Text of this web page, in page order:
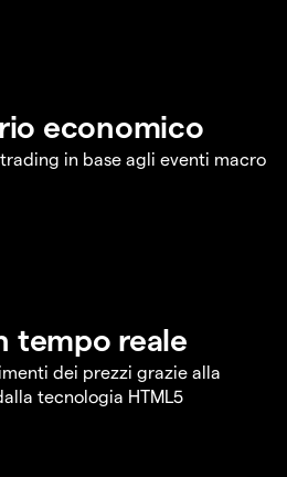
economico
in base agli eventi macro
tempo reale
dei prezzi grazie alla
tecnologia HTML5